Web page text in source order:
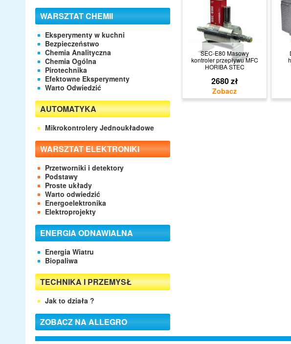
WARSZTAT CHEMII
Eksperymenty w kuchni
Bezpieczeństwo
Chemia Analityczna
Chemia Ogólna
Pirotechnika
Efektowne Eksperymenty
Warto Odwiedzić
AUTOMATYKA
Mikrokontrolery Jednoukładowe
WARSZTAT ELEKTRONIKI
Przetworniki i detektory
Podstawy
Proste układy
Warto odwiedzić
Energoelektronika
Elektroprojekty
ENERGIA ODNAWIALNA
Energia Wiatru
Biopaliwa
TECHNIKA I PRZEMYSŁ
Jak to działa ?
ZOBACZ NA ALLEGRO
SEC-E80 Masowy
kontroler przepływu MFC
HORIBA STEC
2680 zł